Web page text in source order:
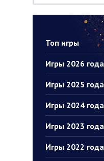
Топ игры
Игры 2026 года
Игры 2025 года
Игры 2024 года
Игры 2023 года
Игры 2022 года